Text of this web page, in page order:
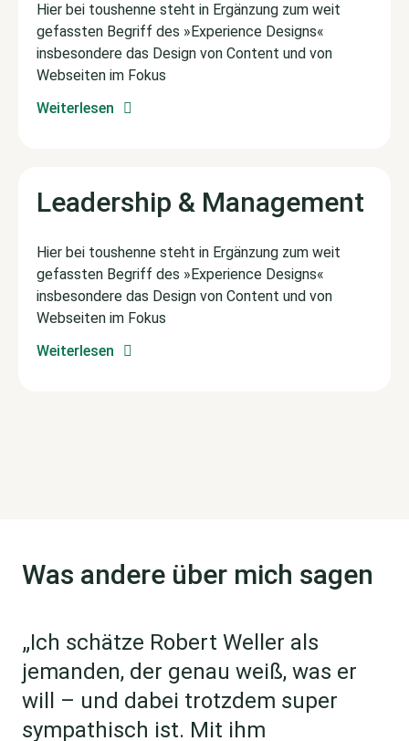
Hier bei toushenne steht in Ergänzung zum weit
gefassten Begriff des »Experience Designs«
insbesondere das Design von Content und von
Webseiten im Fokus
Weiterlesen
Leadership & Management
Hier bei toushenne steht in Ergänzung zum weit
gefassten Begriff des »Experience Designs«
insbesondere das Design von Content und von
Webseiten im Fokus
Weiterlesen
Was andere über mich sagen
„Ich schätze Robert Weller als
jemanden, der genau weiß, was er
will – und dabei trotzdem super
sympathisch ist. Mit ihm